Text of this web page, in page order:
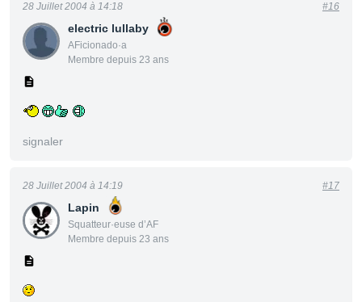
electric lullaby
AFicionado·a
Membre depuis 23 ans
28 Juillet 2004 à 14:18 #16
signaler
Lapin
Squatteur·euse d’AF
Membre depuis 23 ans
28 Juillet 2004 à 14:19 #17